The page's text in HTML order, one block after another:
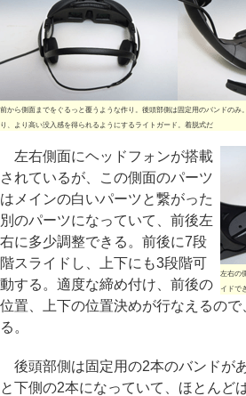
前から側面までをぐるっと覆うような作り。後頭部側は固定用のバンドのみ
り、より高い没入感を得られるようにするライトガード。着脱式だ
左右の
イドで
左右側面にヘッドフォンが搭載
されているが、この側面のパーツ
はメインの白いパーツと繋がった
別のパーツになっていて、前後左
右に多少調整できる。前後に7段
階スライドし、上下にも3段階可
動する。適度な締め付け、前後の
位置、上下の位置決めが行なえるの
る。
後頭部側は固定用の2本のバンドが
と下側の2本になっていて、ほとんど